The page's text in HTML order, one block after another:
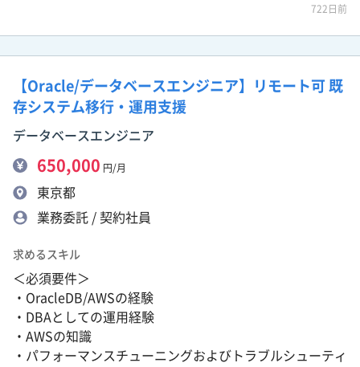
722日前
【Oracle/データベースエンジニア】リモート可 既
存システム移行・運用支援
データベースエンジニア
650,000 円/月
東京都
業務委託 / 契約社員
求めるスキル
＜必須要件＞
・OracleDB/AWSの経験
・DBAとしての運用経験
・AWSの知識
・パフォーマンスチューニングおよびトラブルシューティ